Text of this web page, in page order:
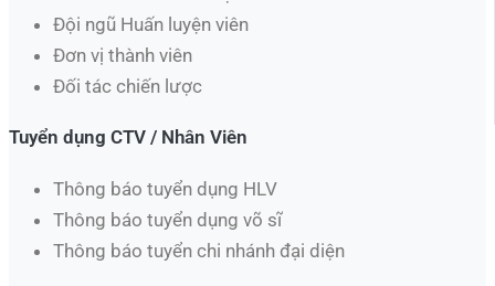
Đội ngũ Huấn luyện viên
Đơn vị thành viên
Đối tác chiến lược
Tuyển dụng CTV / Nhân Viên
Thông báo tuyển dụng HLV
Thông báo tuyển dụng võ sĩ
Thông báo tuyển chi nhánh đại diện